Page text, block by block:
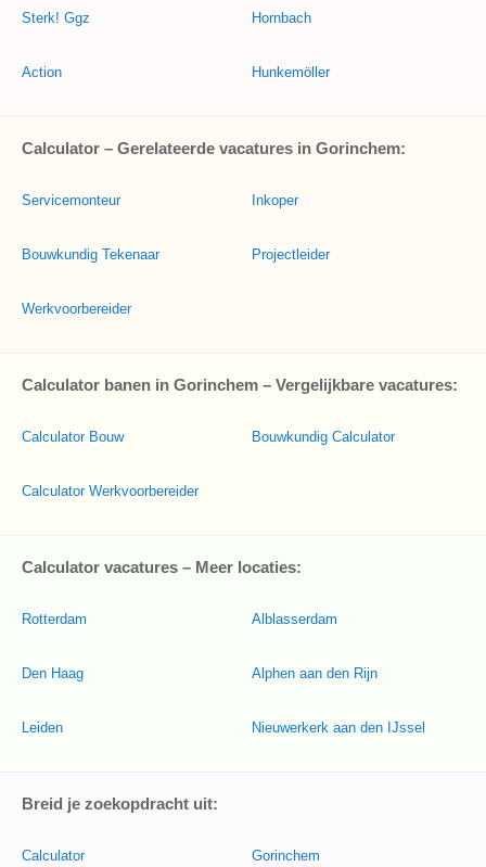
Sterk! Ggz
Action
Hornbach
Hunkemöller
Calculator – Gerelateerde vacatures in Gorinchem:
Servicemonteur
Bouwkundig Tekenaar
Werkvoorbereider
Inkoper
Projectleider
Calculator banen in Gorinchem – Vergelijkbare vacatures:
Calculator Bouw
Calculator Werkvoorbereider
Bouwkundig Calculator
Calculator vacatures – Meer locaties:
Rotterdam
Den Haag
Leiden
Alblasserdam
Alphen aan den Rijn
Nieuwerkerk aan den IJssel
Breid je zoekopdracht uit:
Calculator Gorinchem